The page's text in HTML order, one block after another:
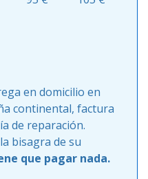
en domicilio en
continental, factura
de reparación.
la bisagra de su
que pagar nada.